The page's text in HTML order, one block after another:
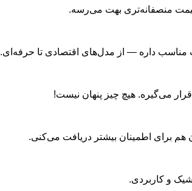
منصفانه‌تری بهت می‌رسه.
مناسب داره — از مدل‌های اقتصادی تا حرفه‌ای.
می‌گیره. هیچ چیز پنهان نیست!
و کاربردی.